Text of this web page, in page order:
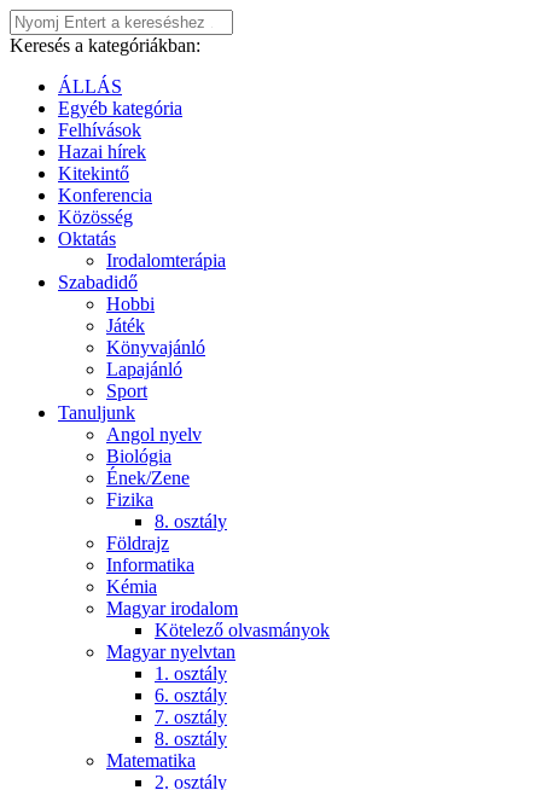
Keresés a kategóriákban:
ÁLLÁS
Egyéb kategória
Felhívások
Hazai hírek
Kitekintő
Konferencia
Közösség
Oktatás
Irodalomterápia
Szabadidő
Hobbi
Játék
Könyvajánló
Lapajánló
Sport
Tanuljunk
Angol nyelv
Biológia
Ének/Zene
Fizika
8. osztály
Földrajz
Informatika
Kémia
Magyar irodalom
Kötelező olvasmányok
Magyar nyelvtan
1. osztály
6. osztály
7. osztály
8. osztály
Matematika
2. osztály